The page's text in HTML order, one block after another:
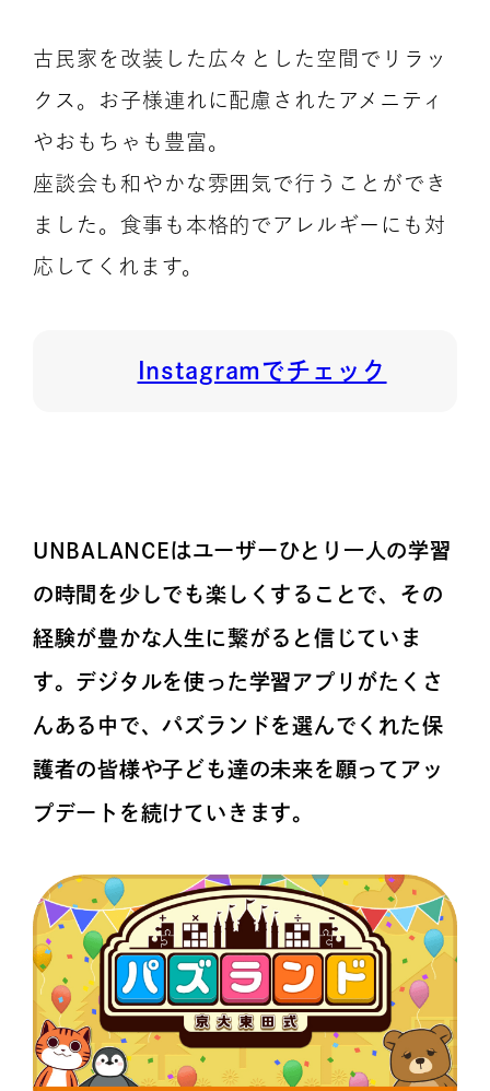
古民家を改装した広々とした空間でリラッ
クス。お子様連れに配慮されたアメニティ
やおもちゃも豊富。
座談会も和やかな雰囲気で行うことができ
ました。食事も本格的でアレルギーにも対
応してくれます。
Instagramでチェック
UNBALANCEはユーザーひとり一人の学習
の時間を少しでも楽しくすることで、 その
経験が豊かな人生に繋がると信じていま
す。 デジタルを使った学習アプリがたくさ
んある中で、パズランドを選んでくれた保
護者の皆様や子ども達の未来を願ってアッ
プデートを続けていきます。